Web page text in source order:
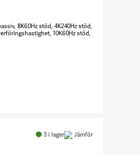
8K60Hz stöd, 4K240Hz stöd,
10K60Hz stöd,
kabel
3 i lager Jämför